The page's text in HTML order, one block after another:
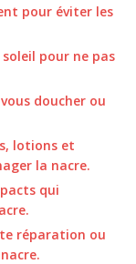
pour éviter les
pour ne pas
doucher ou
lotions et
la nacre.
qui
réparation ou